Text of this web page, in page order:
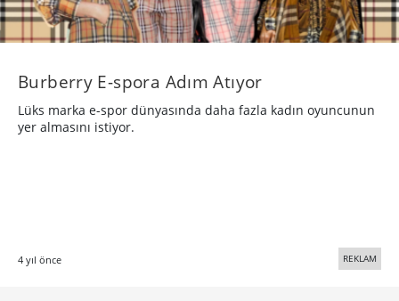
Burberry E-spora Adım Atıyor
Lüks marka e-spor dünyasında daha fazla kadın oyuncunun
yer almasını istiyor.
4 yıl önce REKLAM